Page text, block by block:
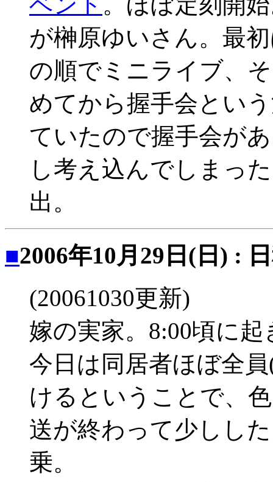
が榊原ゆいさん。最
の順でミニライブ、
めてから握手会とい
ていたので握手会が
し考え込んでしまっ
出。
■2006年10月29日(日) :
(20061030更新)
嫁の実家。8:00頃に起
今日は同居者ほぼ全
けるということで、
送が終わって少しし
乗。